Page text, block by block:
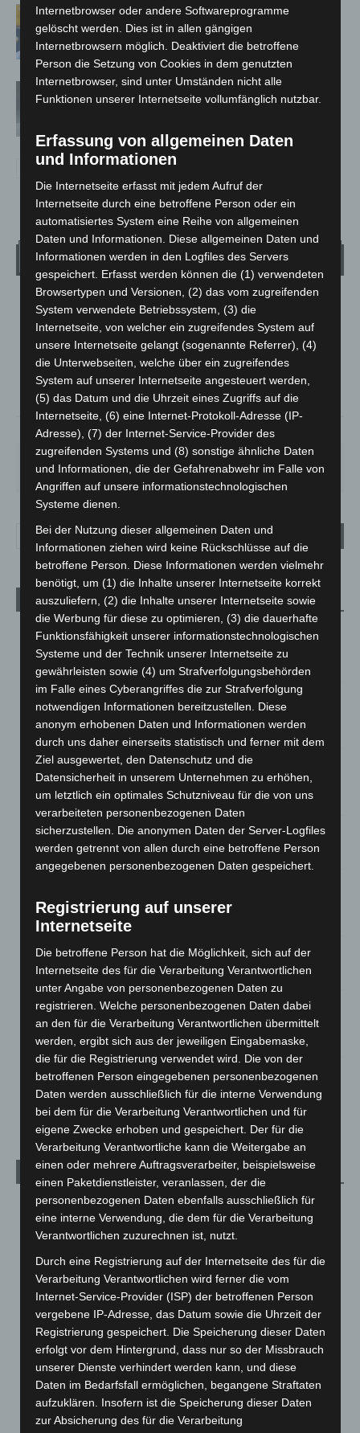
Maskenpflicht im GVH entfällt ab 02.
Februar
Absonderungsverordnung in
Niedersachsen läuft zum Monatsende
Wetter
LANGENHAGEN
Ein Paar Wolken
14.8°C 16.1°
14°
73% 2.2m/s 17%
FR.
25°
SA.
26°
SO.
31° 35° 20°
Aktuelle Beiträge
Brand im „Haus der Begegnung“ in Neuwarmbüchen schnell
eingedämmt
6. August 2026
Region Hannover: 21 neue Notfallsanitäter starten beim
Roten Kreuz
5. August 2026
Mann läuft mit Hockeyschläger über A7 – Polizei sucht
Zeugen
5. August 2026
Celle: Mensch stirbt bei Bagger-Unfall auf Baustelle
5. August 2026
beschädigt
5. August 2026
Anklage nach Abschaltung von „Archetyp Market“ erhoben
3. August 2026
Hannover: Polizei stoppt 166 Trunkenheitsfahrten bei
Großkontrolle
2. August 2026
Hannover Klassik Open Air 2026: Französische Oper im
Maschpark
2. August 2026
Kategorien
Blaulicht
2.798
Corona-News
Hannover und Region
5.035
Langenhagen und Ortsteile
Leserbriefe
Menschen
Über uns
Veranstaltungen
Welt
1.269
Internetbrowser oder andere Softwareprogramme
gelöscht werden. Dies ist in allen gängigen
Internetbrowsern möglich. Deaktiviert die betroffene
Person die Setzung von Cookies in dem genutzten
Internetbrowser, sind unter Umständen nicht alle
Funktionen unserer Internetseite vollumfänglich nutzbar.
Erfassung von allgemeinen Daten
und Informationen
Die Internetseite erfasst mit jedem Aufruf der
Internetseite durch eine betroffene Person oder ein
automatisiertes System eine Reihe von allgemeinen
Daten und Informationen. Diese allgemeinen Daten und
Informationen werden in den Logfiles des Servers
gespeichert. Erfasst werden können die (1) verwendeten
Browsertypen und Versionen, (2) das vom zugreifenden
System verwendete Betriebssystem, (3) die
Internetseite, von welcher ein zugreifendes System auf
unsere Internetseite gelangt (sogenannte Referrer), (4)
die Unterwebseiten, welche über ein zugreifendes
System auf unserer Internetseite angesteuert werden,
(5) das Datum und die Uhrzeit eines Zugriffs auf die
Internetseite, (6) eine Internet-Protokoll-Adresse (IP-
Adresse), (7) der Internet-Service-Provider des
zugreifenden Systems und (8) sonstige ähnliche Daten
und Informationen, die der Gefahrenabwehr im Falle von
Angriffen auf unsere informationstechnologischen
Systeme dienen.
Bei der Nutzung dieser allgemeinen Daten und
Informationen ziehen wird keine Rückschlüsse auf die
betroffene Person. Diese Informationen werden vielmehr
benötigt, um (1) die Inhalte unserer Internetseite korrekt
auszuliefern, (2) die Inhalte unserer Internetseite sowie
die Werbung für diese zu optimieren, (3) die dauerhafte
Funktionsfähigkeit unserer informationstechnologischen
Systeme und der Technik unserer Internetseite zu
gewährleisten sowie (4) um Strafverfolgungsbehörden
im Falle eines Cyberangriffes die zur Strafverfolgung
notwendigen Informationen bereitzustellen. Diese
anonym erhobenen Daten und Informationen werden
durch uns daher einerseits statistisch und ferner mit dem
Ziel ausgewertet, den Datenschutz und die
Datensicherheit in unserem Unternehmen zu erhöhen,
um letztlich ein optimales Schutzniveau für die von uns
verarbeiteten personenbezogenen Daten
sicherzustellen. Die anonymen Daten der Server-Logfiles
werden getrennt von allen durch eine betroffene Person
angegebenen personenbezogenen Daten gespeichert.
Registrierung auf unserer
Internetseite
Die betroffene Person hat die Möglichkeit, sich auf der
Internetseite des für die Verarbeitung Verantwortlichen
unter Angabe von personenbezogenen Daten zu
registrieren. Welche personenbezogenen Daten dabei
an den für die Verarbeitung Verantwortlichen übermittelt
werden, ergibt sich aus der jeweiligen Eingabemaske,
die für die Registrierung verwendet wird. Die von der
betroffenen Person eingegebenen personenbezogenen
Daten werden ausschließlich für die interne Verwendung
bei dem für die Verarbeitung Verantwortlichen und für
eigene Zwecke erhoben und gespeichert. Der für die
Verarbeitung Verantwortliche kann die Weitergabe an
einen oder mehrere Auftragsverarbeiter, beispielsweise
einen Paketdienstleister, veranlassen, der die
personenbezogenen Daten ebenfalls ausschließlich für
eine interne Verwendung, die dem für die Verarbeitung
Verantwortlichen zuzurechnen ist, nutzt.
Durch eine Registrierung auf der Internetseite des für die
Verarbeitung Verantwortlichen wird ferner die vom
Internet-Service-Provider (ISP) der betroffenen Person
vergebene IP-Adresse, das Datum sowie die Uhrzeit der
Registrierung gespeichert. Die Speicherung dieser Daten
erfolgt vor dem Hintergrund, dass nur so der Missbrauch
unserer Dienste verhindert werden kann, und diese
Daten im Bedarfsfall ermöglichen, begangene Straftaten
aufzuklären. Insofern ist die Speicherung dieser Daten
zur Absicherung des für die Verarbeitung